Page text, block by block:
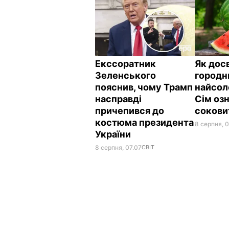
Екссоратник
Зеленського
пояснив, чому Трамп
насправді
причепився до
костюма президента
України
8 серпня, 07.07СВІТ
Як
Сім
8 серпня,